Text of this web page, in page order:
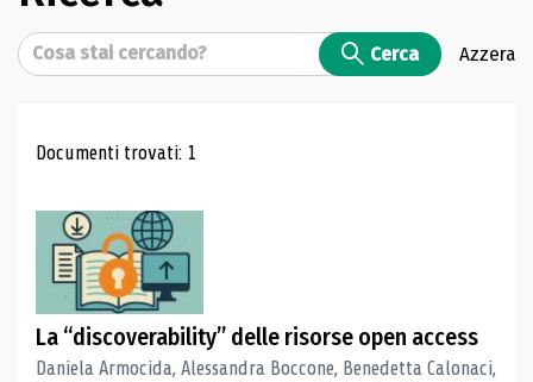
Cerca Cerca Azzera
Risultati di ricerca
Documenti trovati: 1
La “discoverability” delle risorse open access
Daniela Armocida, Alessandra Boccone, Benedetta Calonaci,